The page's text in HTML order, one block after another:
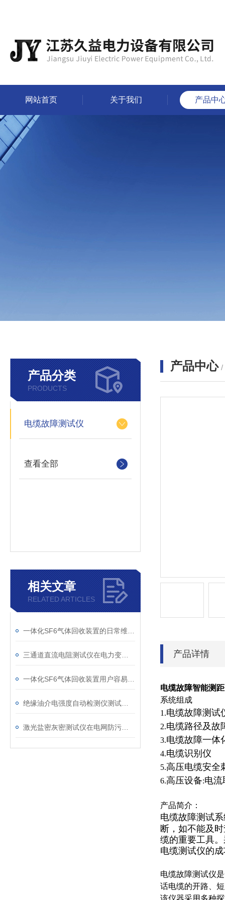
网站首页 关于我们 产品中
产品分类
PRODUCTS
电缆故障测试仪
查看全部
相关文章
RELATED ARTICLES
产品中心 /
产品详情
电缆故障智能测
系统组成
1.电缆故障测试
2.电缆路径及故
3.电缆故障一体
4.电缆识别仪
5.高压电缆安全
6.高压设备:电流
产品简介：
电缆故障测试
断，如不能及
缆的重要工具
电缆测试仪的
电缆故障测试仪
话电缆的开路、
该仪器采用多种